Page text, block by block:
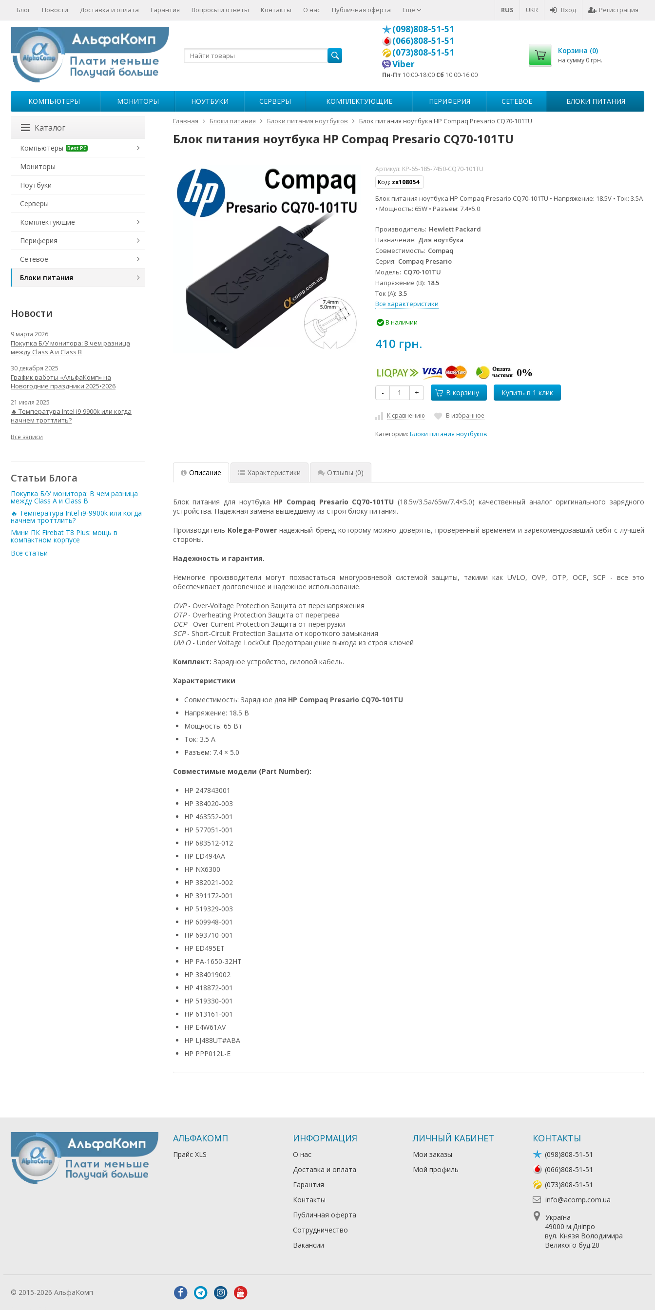
RUS UKR Вход Регистрация
Блог Новости Доставка и оплата Гарантия Вопросы и ответы Контакты О нас Публичная оферта Ещё
(098)808-51-51
(066)808-51-51
(073)808-51-51
Viber
Пн-Пт 10:00-18:00 Сб 10:00-16:00
Корзина (0)
на сумму 0 грн.
КОМПЬЮТЕРЫ МОНИТОРЫ НОУТБУКИ СЕРВЕРЫ КОМПЛЕКТУЮЩИЕ ПЕРИФЕРИЯ СЕТЕВОЕ БЛОКИ ПИТАНИЯ
Главная Блоки питания Блоки питания ноутбуков Блок питания ноутбука HP Compaq Presario CQ70-101TU
Блок питания ноутбука HP Compaq Presario CQ70-101TU
Артикул: KP-65-185-7450-CQ70-101TU
Код: zx108054
Блок питания ноутбука HP Compaq Presario CQ70-101TU • Напряжение: 18.5V • Ток: 3.5A
• Мощность: 65W • Разъем: 7.4×5.0
Производитель Hewlett Packard
Назначение Для ноутбука
Совместимость Compaq
Серия Compaq Presario
Модель CQ70-101TU
Напряжение (В) 18.5
Ток (А) 3.5
Все характеристики
В наличии
410 грн.
- + В корзину
К сравнению В избранное
Категории:Блоки питания ноутбуков
Описание Характеристики Отзывы (0)
Блок питания для ноутбука HP Compaq Presario CQ70-101TU (18.5v/3.5a/65w/7.4×5.0) качественный аналог оригинального зарядного
устройства. Надежная замена вышедшему из строя блоку питания.
Производитель Kolega-Powerнадежный бренд которому можно доверять, проверенный временем и зарекомендовавший себя с лучшей
стороны.
Надежность и гарантия.
Немногие производители могут похвастаться многуровневой системой защиты, такими как UVLO, OVP, OTP, OCP, SCP - все это
обеспечивает долговечное и надежное использование.
OVP- Over-Voltage Protection Защита от перенапряжения
OTP- Overheating Protection Защита от перегрева
OCP- Over-Current Protection Защита от перегрузки
SCP- Short-Circuit Protection Защита от короткого замыкания
UVLO- Under Voltage LockOut Предотвращение выхода из строя ключей
Комплект: Зарядное устройство, силовой кабель.
Характеристики
Совместимость: Зарядное для HP Compaq Presario CQ70-101TU
Напряжение: 18.5 В
Мощность: 65 Вт
Ток: 3.5 А
Разъем: 7.4 × 5.0
Совместимые модели (Part Number):
HP 247843001
HP 384020-003
HP 463552-001
HP 577051-001
HP 683512-012
HP ED494AA
HP NX6300
HP 382021-002
HP 391172-001
HP 519329-003
HP 609948-001
HP 693710-001
HP ED495ET
HP PA-1650-32HT
HP 384019002
HP 418872-001
HP 519330-001
HP 613161-001
HP E4W61AV
HP LJ488UT#ABA
HP PPP012L-E
Каталог
Компьютеры Best PC
Мониторы
Ноутбуки
Серверы
Комплектующие
Периферия
Сетевое
Блоки питания
Новости
9 марта 2026
Покупка Б/У монитора: В чем разница
между Class A и Class B
30 декабря 2025
График работы «АльфаКомп» на
Новогодние праздники 2025•2026
21 июля 2025
🔥 Температура Intel i9-9900k или когда
начнем троттлить?
Все записи
Статьи Блога
Покупка Б/У монитора: В чем разница
между Class A и Class B
🔥 Температура Intel i9-9900k или когда
начнем троттлить?
Мини ПК Firebat T8 Plus: мощь в
компактном корпусе
Все статьи
АЛЬФАКОМП
Прайс XLS
ИНФОРМАЦИЯ
О нас
Доставка и оплата
Гарантия
Контакты
Публичная оферта
Сотрудничество
Вакансии
ЛИЧНЫЙ КАБИНЕТ
Мои заказы
Мой профиль
КОНТАКТЫ
(098)808-51-51
(066)808-51-51
(073)808-51-51
info@acomp.com.ua
Україна
49000 м.Дніпро
вул. Князя Володимира
Великого буд.20
© 2015-2026 АльфаКомп